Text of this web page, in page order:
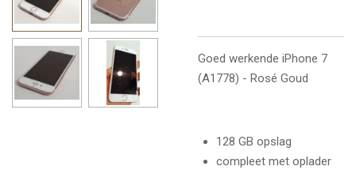
Goed werkende iPhone 7
(A1778) - Rosé Goud
128 GB opslag
compleet met oplader